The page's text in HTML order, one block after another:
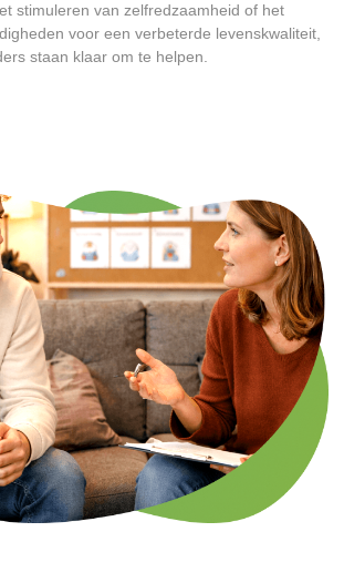
stimuleren van zelfredzaamheid of het
voor een verbeterde levenskwaliteit,
staan klaar om te helpen.